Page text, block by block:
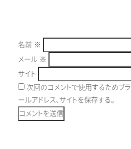
名前 ※
メール ※
サイト
次回のコメントで使用するためブ
ールアドレス、サイトを保存する。